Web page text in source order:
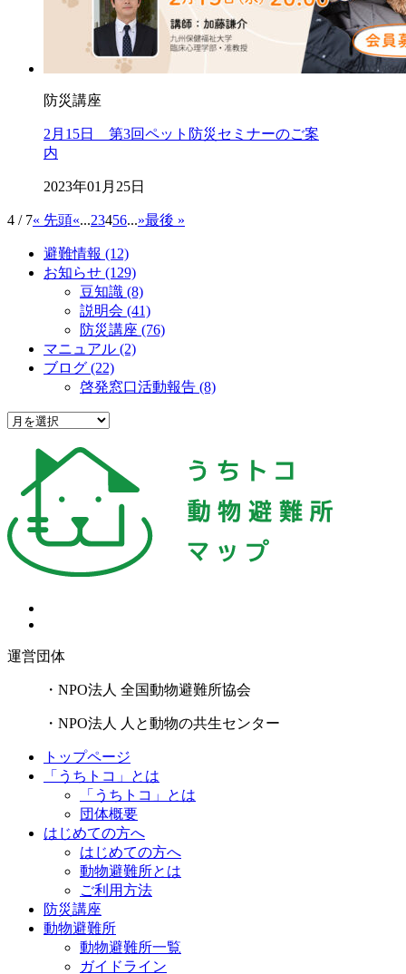
防災講座
2月15日 第3回ペット防災セミナーのご案
内
2023年01月25日
4 / 7« 先頭«...23456...»最後 »
避難情報 (12)
お知らせ (129)
豆知識 (8)
説明会 (41)
防災講座 (76)
マニュアル (2)
ブログ (22)
啓発窓口活動報告 (8)
運営団体
・NPO法人 全国動物避難所協会
・NPO法人 人と動物の共生センター
トップページ
「うちトコ」とは
「うちトコ」とは
団体概要
はじめての方へ
はじめての方へ
動物避難所とは
ご利用方法
防災講座
動物避難所
動物避難所一覧
ガイドライン